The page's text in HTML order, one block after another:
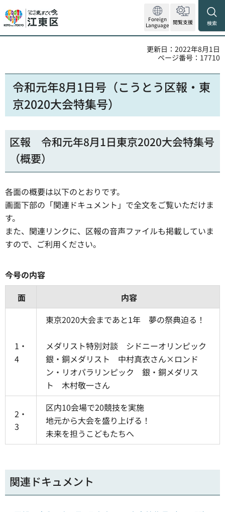
Foreign
Language 閲覧支援 検索
更新日：2022年8月1日
ページ番号：17710
令和元年8月1日号（こうとう区報・東
京2020大会特集号）
区報 令和元年8月1日東京2020大会特集号
（概要）
各面の概要は以下のとおりです。
画面下部の「関連ドキュメント」で全文をご覧いただけま
す。
また、関連リンクに、区報の音声ファイルも掲載していま
すので、ご利用ください。
今号の内容
面
内容
1・
4
東京2020大会まであと1年 夢の祭典迫る！
メダリスト特別対談 シドニーオリンピック
銀・銅メダリスト 中村真衣さん×ロンド
ン・リオパラリンピック 銀・銅メダリス
ト 木村敬一さん
2・
3
区内10会場で20競技を実施
地元から大会を盛り上げる！
未来を担うこどもたちへ
関連ドキュメント